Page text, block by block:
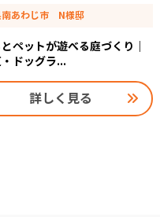
南あわじ市 N様邸
ペットが遊べる庭づくり｜
ドッグラ...
詳しく見る